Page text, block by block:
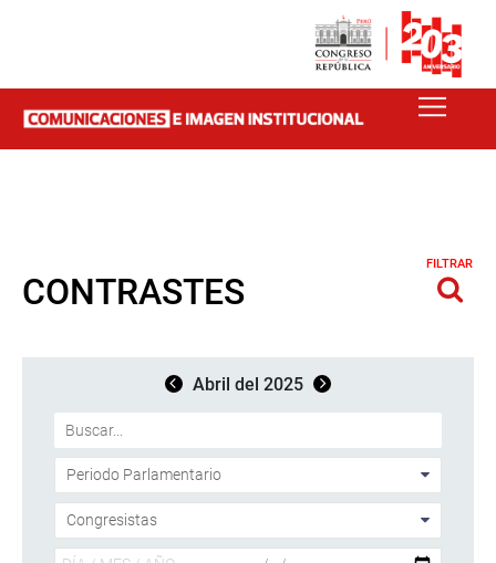
CONTRASTES
FILTRAR
Abril del 2025